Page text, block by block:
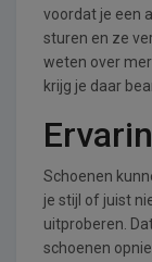
voordat je een
sturen en ze
weten over
krijg je daar
Schoenen
je stijl of juist
uitproberen.
schoenen